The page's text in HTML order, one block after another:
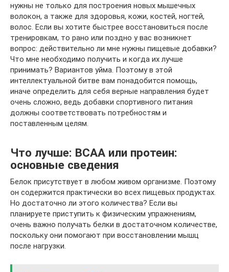
нужны не только для построения новых мышечных
волокон, а также для здоровья, кожи, костей, ногтей,
волос. Если вы хотите быстрее восстановиться после
тренировкам, то рано или поздно у вас возникнет
вопрос: действительно ли мне нужны пищевые добавки?
Что мне необходимо получить и когда их лучше
принимать? Вариантов уйма. Поэтому в этой
интеллектуальной битве вам понадобится помощь,
иначе определить для себя верные направления будет
очень сложно, ведь добавки спортивного питания
должны соответствовать потребностям и
поставленным целям.
Что лучше: BCAA или протеин:
основные сведения
Белок присутствует в любом живом организме. Поэтому
он содержится практически во всех пищевых продуктах.
Но достаточно ли этого количества? Если вы
планируете приступить к физическим упражнениям,
очень важно получать белки в достаточном количестве,
поскольку они помогают при восстановлении мышц
после нагрузки.